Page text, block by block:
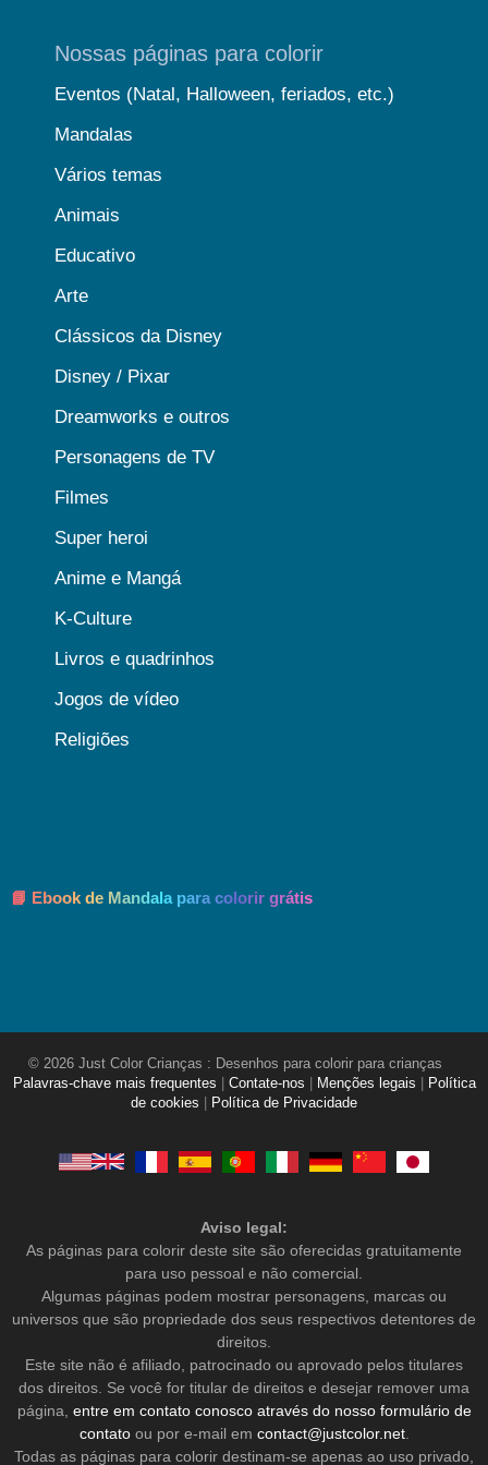
Nossas páginas para colorir
Eventos (Natal, Halloween, feriados, etc.)
Mandalas
Vários temas
Animais
Educativo
Arte
Clássicos da Disney
Disney / Pixar
Dreamworks e outros
Personagens de TV
Filmes
Super heroi
Anime e Mangá
K-Culture
Livros e quadrinhos
Jogos de vídeo
Religiões
📘 Ebook de Mandala para colorir grátis
© 2026 Just Color Crianças : Desenhos para colorir para crianças
Palavras-chave mais frequentes
Contate-nos Menções legais
Política
de cookies
Política de Privacidade
Aviso legal:
As páginas para colorir deste site são oferecidas gratuitamente
para uso pessoal e não comercial.
Algumas páginas podem mostrar personagens, marcas ou
universos que são propriedade dos seus respectivos detentores de
direitos.
Este site não é afiliado, patrocinado ou aprovado pelos titulares
dos direitos. Se você for titular de direitos e desejar remover uma
página, entre em contato conosco através do nosso formulário de
contatoou por e-mail em contact@justcolor.net.
Todas as páginas para colorir destinam-se apenas ao uso privado,